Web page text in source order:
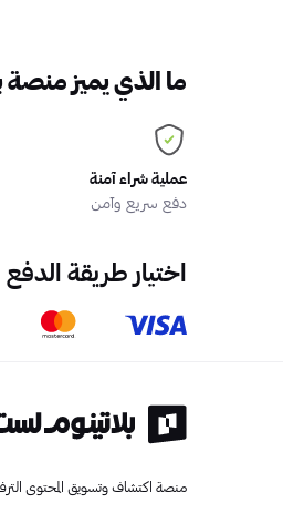
ما الذي يميز منصة
عملية شراء آمنة
دفع سريع وآمن
اختيار طريقة الدفع
منصة اكتشاف وتسويق المحتوى